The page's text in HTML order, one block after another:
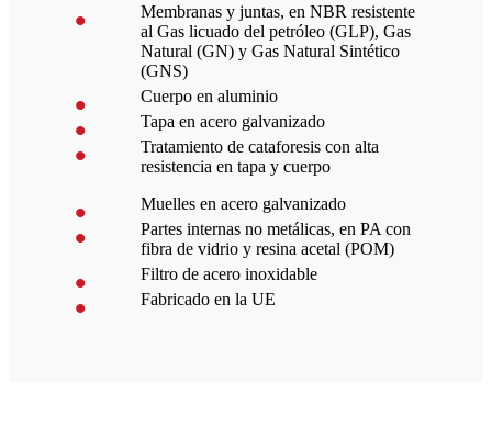
Membranas y juntas, en NBR resistente
al Gas licuado del petróleo (GLP), Gas
Natural (GN) y Gas Natural Sintético
(GNS)
Cuerpo en aluminio
Tapa en acero galvanizado
Tratamiento de cataforesis con alta
resistencia en tapa y cuerpo
Muelles en acero galvanizado
Partes internas no metálicas, en PA con
fibra de vidrio y resina acetal (POM)
Filtro de acero inoxidable
Fabricado en la UE